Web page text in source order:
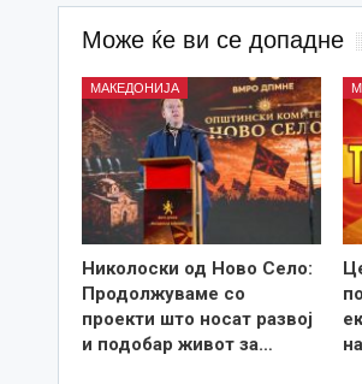
Може ќе ви се допадне
МАКЕДОНИЈА
Николоски од Ново Село:
Продолжуваме со
проекти што носат развој
и подобар живот за…